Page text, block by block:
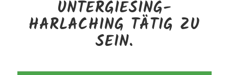
UNTERGIESING-
HARLACHING TÄTIG ZU
SEIN.